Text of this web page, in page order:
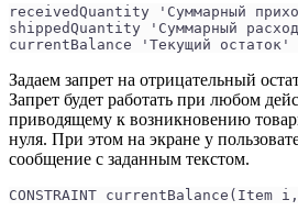
receivedQuantity 'Суммарный
shippedQuantity 'Суммарный
currentBalance 'Текущий
Задаем запрет на отрицательный
Запрет будет работать при любом
приводящему к возникновению
нуля. При этом на экране у
сообщение с заданным текстом.
CONSTRAINT currentBalance(Item